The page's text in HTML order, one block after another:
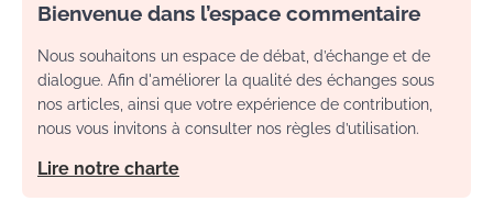
Bienvenue dans l’espace commentaire
Nous souhaitons un espace de débat, d’échange et de
dialogue. Afin d'améliorer la qualité des échanges sous
nos articles, ainsi que votre expérience de contribution,
nous vous invitons à consulter nos règles d’utilisation.
Lire notre charte